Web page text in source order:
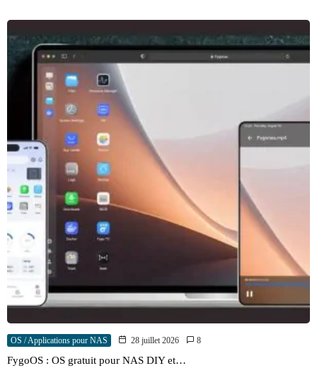
OS / Applications pour NAS 28 juillet 2026 8
FygoOS : OS gratuit pour NAS DIY et…